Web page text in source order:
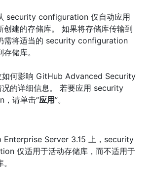
security configuration 仅自动应用
创建的存储库。 如果将存储库传输到
需将适当的 security configuration
储库。
如何影响 GitHub Advanced Security
况的详细信息。 若要应用 security
请单击“应用”。
Enterprise Server 3.15 上，security
仅适用于活动存储库，而不适用于